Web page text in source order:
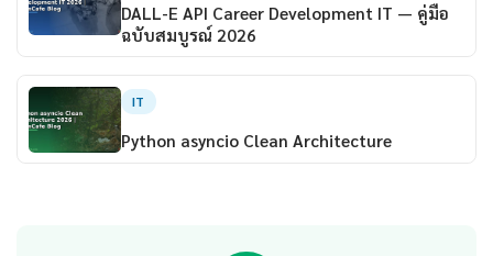
DALL-E API Career Development IT — คู่มือ
ฉบับสมบูรณ์ 2026
IT
Python asyncio Clean Architecture